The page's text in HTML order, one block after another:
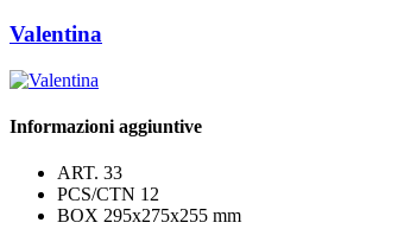
Valentina
Informazioni aggiuntive
ART. 33
PCS/CTN 12
BOX 295x275x255 mm